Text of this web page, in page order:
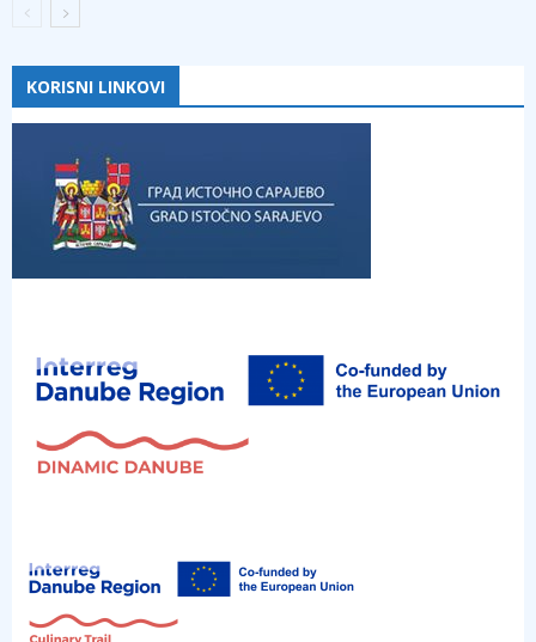
KORISNI LINKOVI